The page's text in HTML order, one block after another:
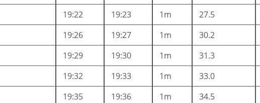
19:22 19:23 1m 27.5
19:26 19:27 1m 30.2
19:29 19:30 1m 31.3
19:32 19:33 1m 33.0
19:35 19:36 1m 34.5